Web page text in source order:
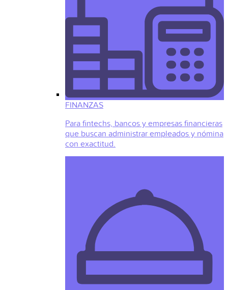
FINANZAS
Para fintechs, bancos y empresas financieras
que buscan administrar empleados y nómina
con exactitud.